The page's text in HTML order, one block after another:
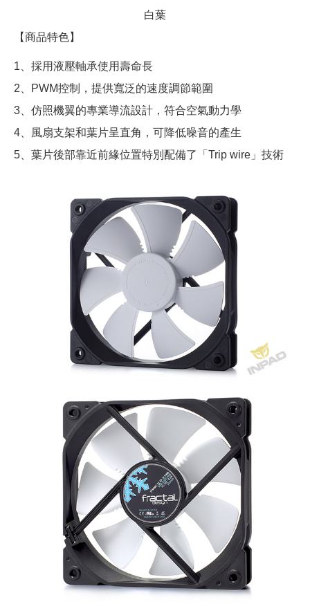
白葉
【商品特色】
1、採用液壓軸承使用壽命長
2、PWM控制，提供寬泛的速度調節範圍
3、仿照機翼的專業導流設計，符合空氣動力學
4、風扇支架和葉片呈直角，可降低噪音的產生
5、葉片後部靠近前緣位置特別配備了「Trip wire」技術